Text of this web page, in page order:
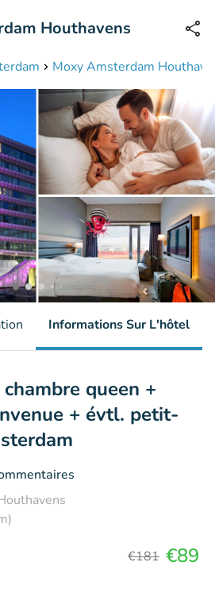
Disponible jusqu'à 23:00 heures
Moxy Amsterdam
Houthavens
Informations Sur L'hôtel
queen +
+ évtl. petit-
€181 €89